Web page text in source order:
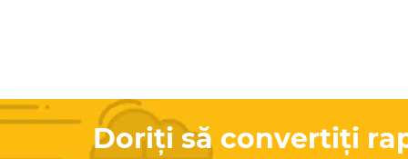
Doriți să convertiți